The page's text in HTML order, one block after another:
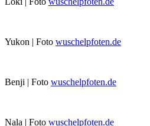
Yukon | Foto wuschelpfoten.de
Benji | Foto wuschelpfoten.de
Nala | Foto wuschelpfoten.de